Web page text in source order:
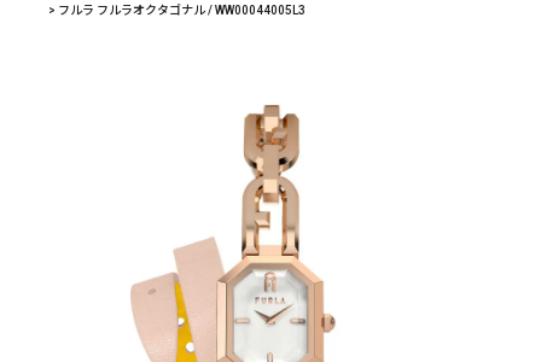
フルラ フルラオクタゴナル / WW00044005L3